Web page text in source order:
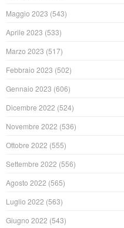
Maggio 2023 (543)
Aprile 2023 (533)
Marzo 2023 (517)
Febbraio 2023 (502)
Gennaio 2023 (606)
Dicembre 2022 (524)
Novembre 2022 (536)
Ottobre 2022 (555)
Settembre 2022 (556)
Agosto 2022 (565)
Luglio 2022 (563)
Giugno 2022 (543)